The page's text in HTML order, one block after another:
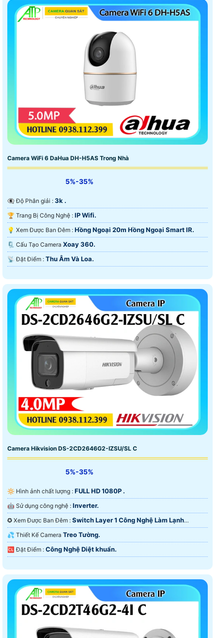
Camera WiFi 6 DaHua DH-H5AS Trong Nhà
5%-35%
👁️‍🗨 Độ Phân giải : 3k .
🏆 Trang Bị Công Nghệ : IP Wifi.
💡 Xem Được Ban Đêm : Hồng Ngoại 20m Hồng Ngoại Smart IR.
🗜️ Cấu Tạo Camera Xoay 360.
️📡 Đặt Điểm : Thu Âm Và Loa.
Camera Hikvision DS-2CD2646G2-IZSU/SL C
5%-35%
🔆 Hình ảnh chất lượng : FULL HD 1080P .
🤖️ Sử dụng công nghệ : Inverter.
✪ Xem Được Ban Đêm : Switch Layer 1 Công Nghệ Làm Lạnh
iAUTO-X.
💦 Thiết Kế Camera Treo Tường.
️🆑 Đặt Điểm : Công Nghệ Diệt khuẩn.